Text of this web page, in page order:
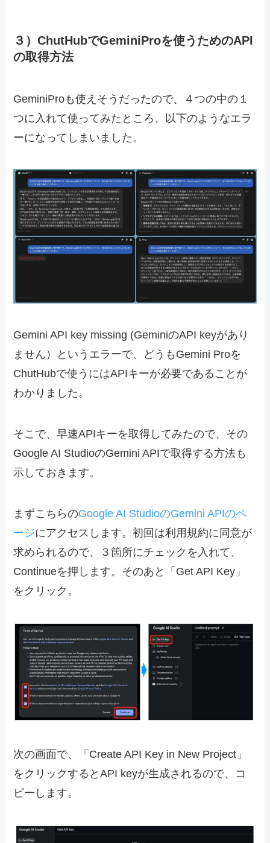
３）ChutHubでGeminiProを使うためのAPI
の取得方法
GeminiProも使えそうだったので、４つの中の１
つに入れて使ってみたところ、以下のようなエラ
ーになってしまいました。
Gemini API key missing (GeminiのAPI keyがあり
ません）というエラーで、どうもGemini Proを
ChutHubで使うにはAPIキーが必要であることが
わかりました。
そこで、早速APIキーを取得してみたので、その
Google AI StudioのGemini APIで取得する方法も
示しておきます。
まずこちらのGoogle AI StudioのGemini APIのペ
ージにアクセスします。初回は利用規約に同意が
求められるので、３箇所にチェックを入れて、
Continueを押します。そのあと「Get API Key」
をクリック。
次の画面で、「Create API Key in New Project」
をクリックするとAPI keyが生成されるので、コ
ピーします。